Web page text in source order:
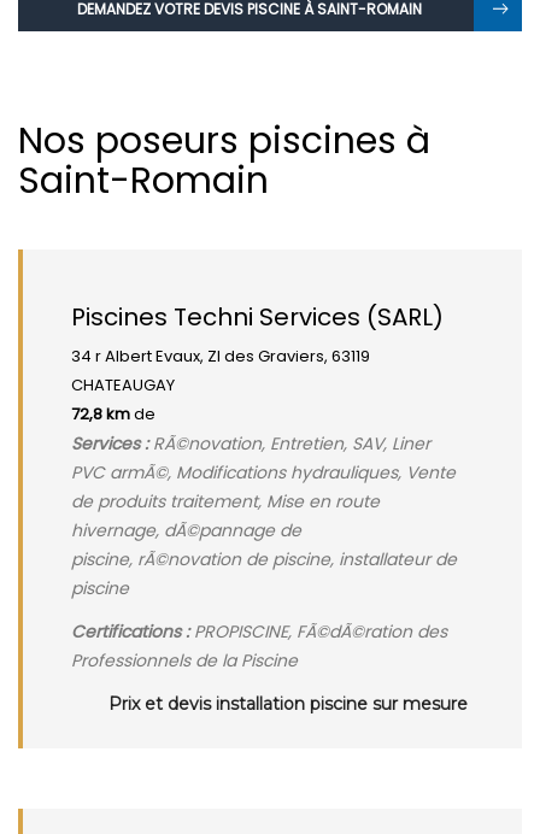
DEMANDEZ VOTRE DEVIS PISCINE À SAINT-ROMAIN
Nos poseurs piscines à
Saint-Romain
Piscines Techni Services (SARL)
34 r Albert Evaux, ZI des Graviers, 63119
CHATEAUGAY
72,8 kmde
Services :RÃ©novation, Entretien, SAV, Liner
PVC armÃ©, Modifications hydrauliques, Vente
de produits traitement, Mise en route
hivernage, dÃ©pannage de
piscine, rÃ©novation de piscine, installateur de
piscine
Certifications :PROPISCINE, FÃ©dÃ©ration des
Professionnels de la Piscine
Prix et devis installation piscine sur mesure